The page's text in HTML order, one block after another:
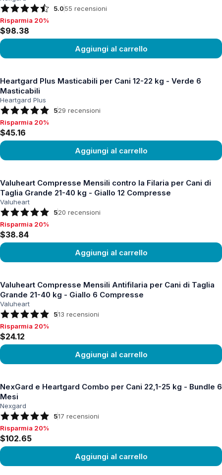
5.055 recensioni
Risparmia 20%, $98.38
Risparmia 20%
$98.38
Aggiungi al carrello
Heartgard Plus Masticabili per Cani 12-22 kg - Verde 6
Masticabili
Heartgard Plus
529 recensioni
Risparmia 20%, $45.16
Risparmia 20%
$45.16
Aggiungi al carrello
Valuheart Compresse Mensili contro la Filaria per Cani di
Taglia Grande 21-40 kg - Giallo 12 Compresse
Valuheart
520 recensioni
Risparmia 20%, $38.84
Risparmia 20%
$38.84
Aggiungi al carrello
Valuheart Compresse Mensili Antifilaria per Cani di Taglia
Grande 21-40 kg - Giallo 6 Compresse
Valuheart
513 recensioni
Risparmia 20%, $24.12
Risparmia 20%
$24.12
Aggiungi al carrello
NexGard e Heartgard Combo per Cani 22,1-25 kg - Bundle 6
Mesi
Nexgard
517 recensioni
Risparmia 20%, $102.65
Risparmia 20%
$102.65
Aggiungi al carrello